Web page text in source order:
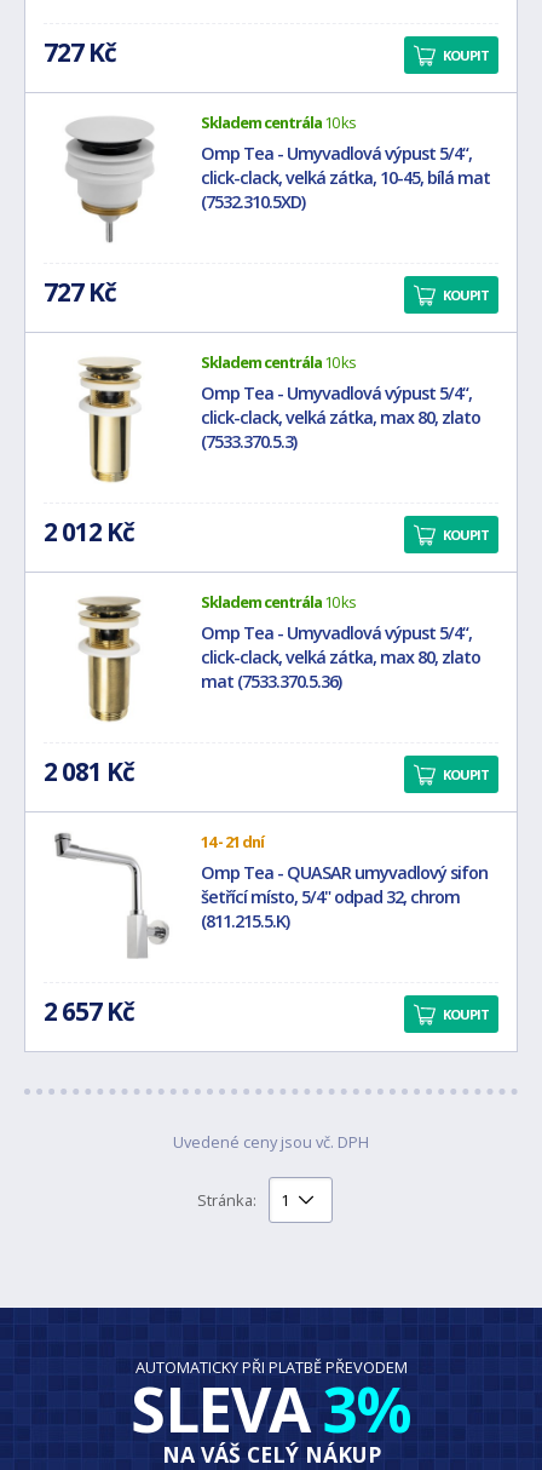
727 Kč KOUPIT
Skladem centrála10 ks
Omp Tea - Umyvadlová výpust 5/4“,
click-clack, velká zátka, 10-45, bílá mat
(7532.310.5XD)
727 Kč KOUPIT
Skladem centrála10 ks
Omp Tea - Umyvadlová výpust 5/4“,
click-clack, velká zátka, max 80, zlato
(7533.370.5.3)
2 012 Kč KOUPIT
Skladem centrála10 ks
Omp Tea - Umyvadlová výpust 5/4“,
click-clack, velká zátka, max 80, zlato
mat (7533.370.5.36)
2 081 Kč KOUPIT
14 - 21 dní
Omp Tea - QUASAR umyvadlový sifon
šetřící místo, 5/4" odpad 32, chrom
(811.215.5.K)
2 657 Kč KOUPIT
Uvedené ceny jsou vč. DPH
Stránka:
AUTOMATICKY PŘI PLATBĚ PŘEVODEM
SLEVA3%
NA VÁŠ CELÝ NÁKUP